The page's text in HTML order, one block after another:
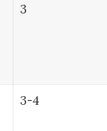
3
3-4